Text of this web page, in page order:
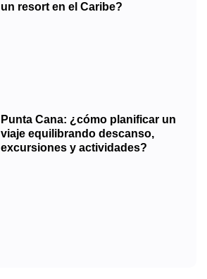
un resort en el Caribe?
Punta Cana: ¿cómo planificar un
viaje equilibrando descanso,
excursiones y actividades?